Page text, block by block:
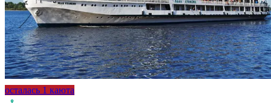
осталась 1 каюта